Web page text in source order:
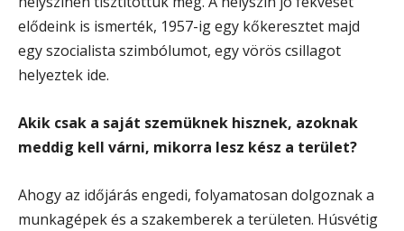
elődeink is ismerték, 1957-ig egy kőkeresztet majd
egy szocialista szimbólumot, egy vörös csillagot
helyeztek ide.
Akik csak a saját szemüknek hisznek, azoknak
meddig kell várni, mikorra lesz kész a terület?
Ahogy az időjárás engedi, folyamatosan dolgoznak a
munkagépek és a szakemberek a területen. Húsvétig